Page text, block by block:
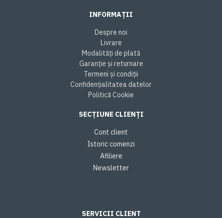
INFORMAȚII
Despre noi
Livrare
Modalități de plată
Garanție și returnare
Termeni și condiții
Confidențialitatea datelor
Politică Cookie
SECȚIUNE CLIENȚI
Cont client
Istoric comenzi
Afiliere
Newsletter
SERVICII CLIENT